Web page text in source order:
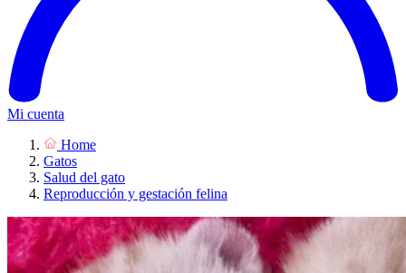
Mi cuenta
Home
Gatos
Salud del gato
Reproducción y gestación felina